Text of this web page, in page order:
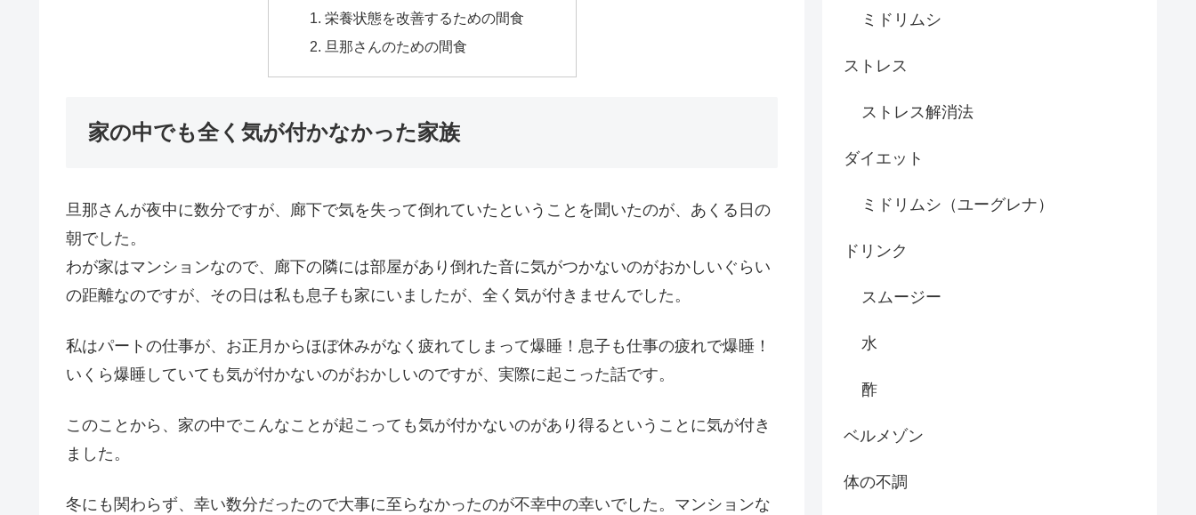
栄養状態を改善するための間食
旦那さんのための間食
家の中でも全く気が付かなかった家族
旦那さんが夜中に数分ですが、廊下で気を失って倒れていたということを聞いたのが、あくる日の
朝でした。
わが家はマンションなので、廊下の隣には部屋があり倒れた音に気がつかないのがおかしいぐらい
の距離なのですが、その日は私も息子も家にいましたが、全く気が付きませんでした。
私はパートの仕事が、お正月からほぼ休みがなく疲れてしまって爆睡！息子も仕事の疲れで爆睡！
いくら爆睡していても気が付かないのがおかしいのですが、実際に起こった話です。
このことから、家の中でこんなことが起こっても気が付かないのがあり得るということに気が付き
ました。
冬にも関わらず、幸い数分だったので大事に至らなかったのが不幸中の幸いでした。マンションな
ミドリムシ
ストレス
ストレス解消法
ダイエット
ミドリムシ（ユーグレナ）
ドリンク
スムージー
水
酢
ベルメゾン
体の不調